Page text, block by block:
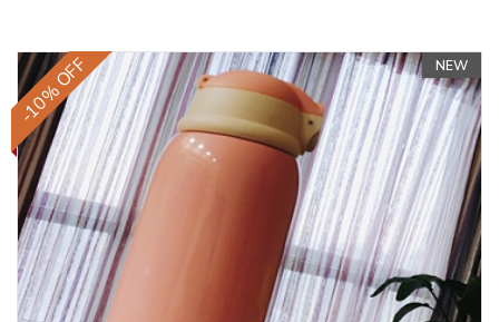
NEW
-10% OFF